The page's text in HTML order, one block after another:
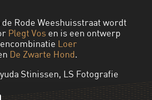
de Rode Weeshuisstraat wordt
Plegt Vos en is een ontwerp
Loer
De Zwarte Hond.
Stinissen, LS Fotografie